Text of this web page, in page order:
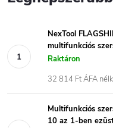
NexTool
multifunkciós
Raktáron
32 814 Ft ÁFA
Multifunkciós
10 az 1-ben